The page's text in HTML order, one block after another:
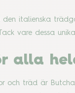
italienska
vare dessa
alla
och träd är